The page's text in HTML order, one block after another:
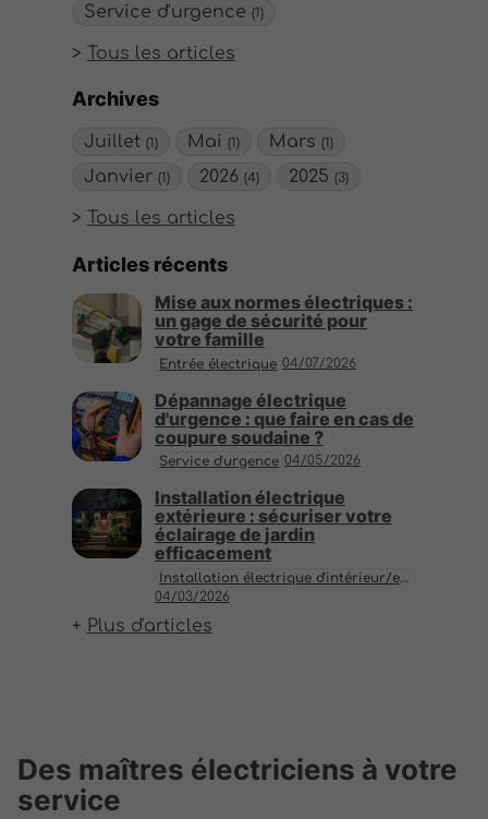
Service d'urgence (1)
Tous les articles
Archives
Juillet (1) Mai(1) Mars(1)
Janvier (1) 2026(4) 2025(3)
Tous les articles
Articles récents
Entrée électrique 04/07/2026
Mise aux normes électriques :
un gage de sécurité pour
votre famille
Service d'urgence 04/05/2026
Dépannage électrique
d'urgence : que faire en cas de
coupure soudaine ?
Installation électrique d'intérieur/extérieur
04/03/2026
Installation électrique
extérieure : sécuriser votre
éclairage de jardin
efficacement
Plus d'articles
Des maîtres électriciens à votre
service